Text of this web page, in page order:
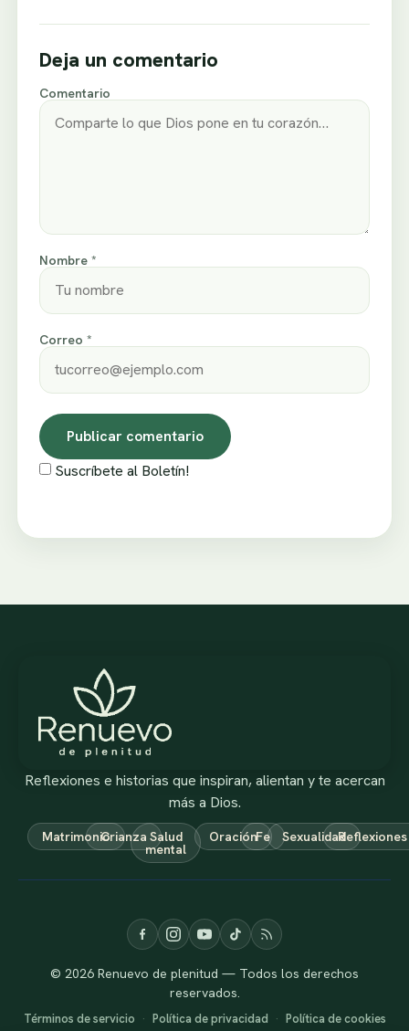
Deja un comentario
Comentario
Nombre *
Correo *
Suscríbete al Boletín!
Reflexiones e historias que inspiran, alientan y te acercan
más a Dios.
MatrimonioCrianza Salud
mental
OraciónFe SexualidadReflexiones
© 2026 Renuevo de plenitud — Todos los derechos
reservados.
Términos de servicio · Política de privacidad · Política de cookies